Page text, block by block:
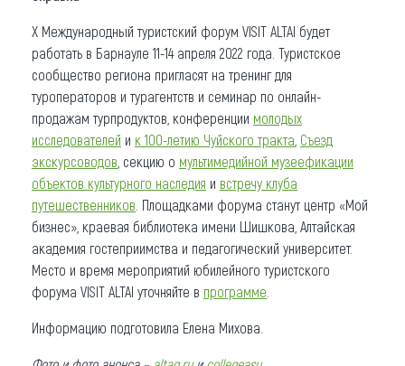
Х Международный туристский форум VISIT ALTAI будет
работать в Барнауле 11-14 апреля 2022 года. Туристское
сообщество региона пригласят на тренинг для
туроператоров и турагентств и семинар по онлайн-
продажам турпродуктов, конференции молодых
исследователей и к 100-летию Чуйского тракта Съезд
экскурсоводов , секцию о мультимедийной музеефикации
объектов культурного наследия и встречу клуба
путешественников . Площадками форума станут центр «Мой
бизнес», краевая библиотека имени Шишкова, Алтайская
академия гостеприимства и педагогический университет.
Место и время мероприятий юбилейного туристского
форума VISIT ALTAI уточняйте в программе
Информацию подготовила Елена Михова.